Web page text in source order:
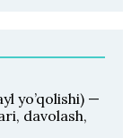
yo’qolishi) —
davolash,